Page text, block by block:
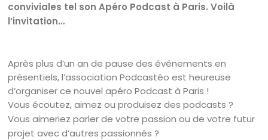
conviviales tel son Apéro Podcast à Paris. Voilà
l’invitation…
Après plus d’un an de pause des événements en
présentiels, l’association Podcastéo est heureuse
d’organiser ce nouvel apéro Podcast à Paris !
Vous écoutez, aimez ou produisez des podcasts ?
Vous aimeriez parler de votre passion ou de votre futur
projet avec d’autres passionnés ?